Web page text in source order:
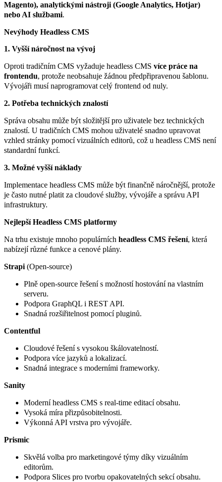
Magento), analytickými nástroji (Google Analytics, Hotjar)
nebo AI službami.
Nevýhody Headless CMS
1. Vyšší náročnost na vývoj
Oproti tradičním CMS vyžaduje headless CMS více práce na
frontendu, protože neobsahuje žádnou předpřipravenou šablonu.
Vývojáři musí naprogramovat celý frontend od nuly.
2. Potřeba technických znalostí
Správa obsahu může být složitější pro uživatele bez technických
znalostí. U tradičních CMS mohou uživatelé snadno upravovat
vzhled stránky pomocí vizuálních editorů, což u headless CMS není
standardní funkcí.
3. Možné vyšší náklady
Implementace headless CMS může být finančně náročnější, protože
je často nutné platit za cloudové služby, vývojáře a správu API
infrastruktury.
Nejlepší Headless CMS platformy
Na trhu existuje mnoho populárních headless CMS řešení, která
nabízejí různé funkce a cenové plány.
Strapi (Open-source)
Plně open-source řešení s možností hostování na vlastním
serveru.
Podpora GraphQL i REST API.
Snadná rozšiřitelnost pomocí pluginů.
Contentful
Cloudové řešení s vysokou škálovatelností.
Podpora více jazyků a lokalizací.
Snadná integrace s moderními frameworky.
Sanity
Moderní headless CMS s real-time editací obsahu.
Vysoká míra přizpůsobitelnosti.
Výkonná API vrstva pro vývojáře.
Prismic
Skvělá volba pro marketingové týmy díky vizuálním
editorům.
Podpora Slices pro tvorbu opakovatelných sekcí obsahu.